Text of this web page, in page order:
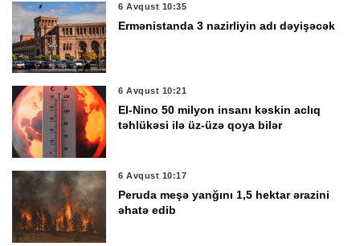
6 Avqust 10:35
Ermənistanda 3 nazirliyin adı dəyişəcək
6 Avqust 10:21
El-Nino 50 milyon insanı kəskin aclıq
təhlükəsi ilə üz-üzə qoya bilər
6 Avqust 10:17
Peruda meşə yanğını 1,5 hektar ərazini
əhatə edib